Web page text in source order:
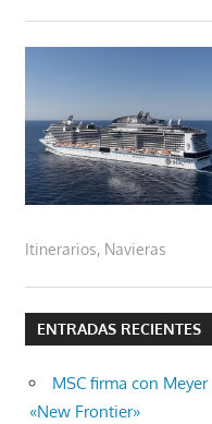
Itinerarios, Navieras
ENTRADAS RECIENTES
MSC firma con
«New Frontier»